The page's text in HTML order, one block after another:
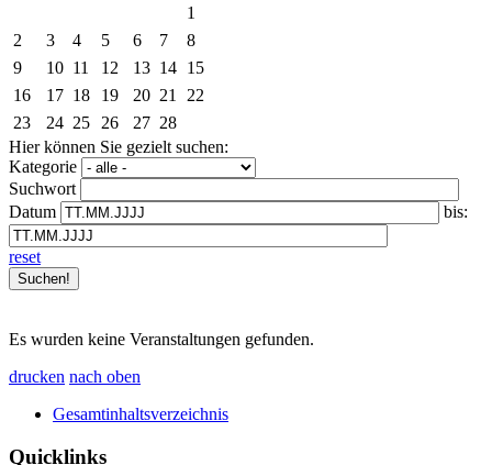
1
2
3 4 5 6 7
8
9
10 11 12 13 14 15
16
17 18 19 20 21
22
23
24 25 26 27 28
Hier können Sie gezielt suchen:
Kategorie
Suchwort
Datum
bis:
reset
Es wurden keine Veranstaltungen gefunden.
drucken nach oben
Gesamtinhaltsverzeichnis
Quicklinks